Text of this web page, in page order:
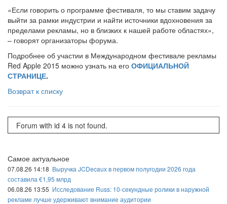
«Если говорить о программе фестиваля, то мы ставим задачу
выйти за рамки индустрии и найти источники вдохновения за
пределами рекламы, но в близких к нашей работе областях»,
– говорят организаторы форума.
Подробнее об участии в Международном фестивале рекламы
Red Apple 2015 можно узнать на его ОФИЦИАЛЬНОЙ
СТРАНИЦЕ.
Возврат к списку
Forum with id 4 is not found.
Самое актуальное
07.08.26 14:18 Выручка JCDecaux в первом полугодии 2026 года
составила €1,95 млрд
06.08.26 13:55 Исследование Russ: 10-секундные ролики в наружной
рекламе лучше удерживают внимание аудитории